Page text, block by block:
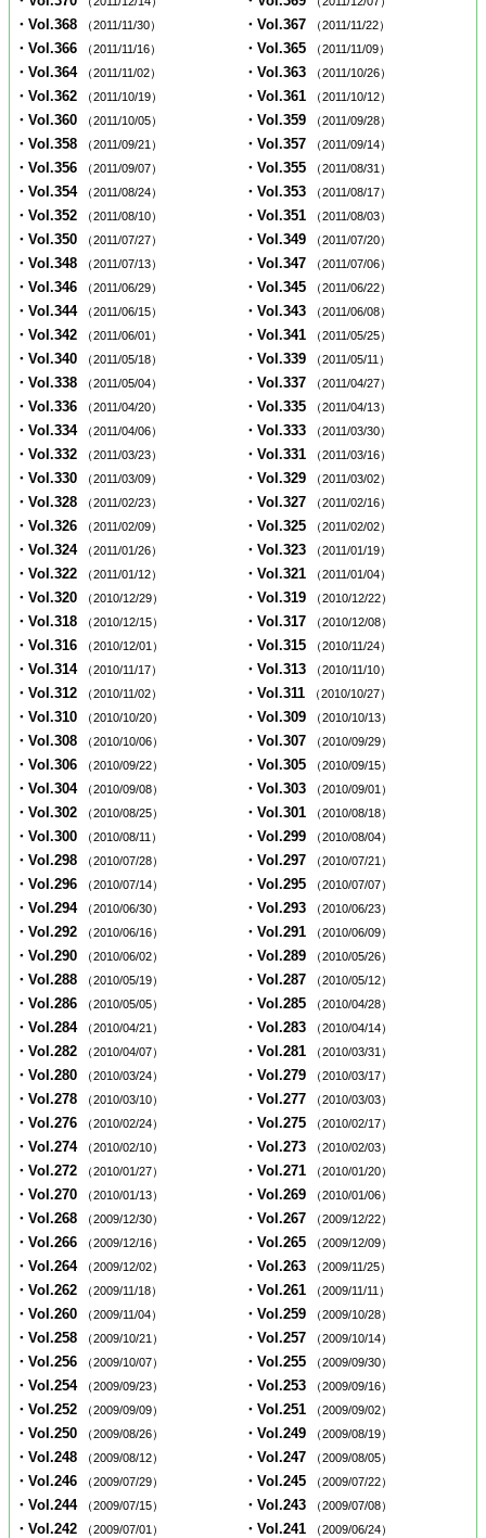
・Vol.368 （2011/11/30） ・Vol.367 （2011/11/22）
・Vol.366 （2011/11/16） ・Vol.365 （2011/11/09）
・Vol.364 （2011/11/02） ・Vol.363 （2011/10/26）
・Vol.362 （2011/10/19） ・Vol.361 （2011/10/12）
・Vol.360 （2011/10/05） ・Vol.359 （2011/09/28）
・Vol.358 （2011/09/21） ・Vol.357 （2011/09/14）
・Vol.356 （2011/09/07） ・Vol.355 （2011/08/31）
・Vol.354 （2011/08/24） ・Vol.353 （2011/08/17）
・Vol.352 （2011/08/10） ・Vol.351 （2011/08/03）
・Vol.350 （2011/07/27） ・Vol.349 （2011/07/20）
・Vol.348 （2011/07/13） ・Vol.347 （2011/07/06）
・Vol.346 （2011/06/29） ・Vol.345 （2011/06/22）
・Vol.344 （2011/06/15） ・Vol.343 （2011/06/08）
・Vol.342 （2011/06/01） ・Vol.341 （2011/05/25）
・Vol.340 （2011/05/18） ・Vol.339 （2011/05/11）
・Vol.338 （2011/05/04） ・Vol.337 （2011/04/27）
・Vol.336 （2011/04/20） ・Vol.335 （2011/04/13）
・Vol.334 （2011/04/06） ・Vol.333 （2011/03/30）
・Vol.332 （2011/03/23） ・Vol.331 （2011/03/16）
・Vol.330 （2011/03/09） ・Vol.329 （2011/03/02）
・Vol.328 （2011/02/23） ・Vol.327 （2011/02/16）
・Vol.326 （2011/02/09） ・Vol.325 （2011/02/02）
・Vol.324 （2011/01/26） ・Vol.323 （2011/01/19）
・Vol.322 （2011/01/12） ・Vol.321 （2011/01/04）
・Vol.320 （2010/12/29） ・Vol.319 （2010/12/22）
・Vol.318 （2010/12/15） ・Vol.317 （2010/12/08）
・Vol.316 （2010/12/01） ・Vol.315 （2010/11/24）
・Vol.314 （2010/11/17） ・Vol.313 （2010/11/10）
・Vol.312 （2010/11/02） ・Vol.311 （2010/10/27）
・Vol.310 （2010/10/20） ・Vol.309 （2010/10/13）
・Vol.308 （2010/10/06） ・Vol.307 （2010/09/29）
・Vol.306 （2010/09/22） ・Vol.305 （2010/09/15）
・Vol.304 （2010/09/08） ・Vol.303 （2010/09/01）
・Vol.302 （2010/08/25） ・Vol.301 （2010/08/18）
・Vol.300 （2010/08/11） ・Vol.299 （2010/08/04）
・Vol.298 （2010/07/28） ・Vol.297 （2010/07/21）
・Vol.296 （2010/07/14） ・Vol.295 （2010/07/07）
・Vol.294 （2010/06/30） ・Vol.293 （2010/06/23）
・Vol.292 （2010/06/16） ・Vol.291 （2010/06/09）
・Vol.290 （2010/06/02） ・Vol.289 （2010/05/26）
・Vol.288 （2010/05/19） ・Vol.287 （2010/05/12）
・Vol.286 （2010/05/05） ・Vol.285 （2010/04/28）
・Vol.284 （2010/04/21） ・Vol.283 （2010/04/14）
・Vol.282 （2010/04/07） ・Vol.281 （2010/03/31）
・Vol.280 （2010/03/24） ・Vol.279 （2010/03/17）
・Vol.278 （2010/03/10） ・Vol.277 （2010/03/03）
・Vol.276 （2010/02/24） ・Vol.275 （2010/02/17）
・Vol.274 （2010/02/10） ・Vol.273 （2010/02/03）
・Vol.272 （2010/01/27） ・Vol.271 （2010/01/20）
・Vol.270 （2010/01/13） ・Vol.269 （2010/01/06）
・Vol.268 （2009/12/30） ・Vol.267 （2009/12/22）
・Vol.266 （2009/12/16） ・Vol.265 （2009/12/09）
・Vol.264 （2009/12/02） ・Vol.263 （2009/11/25）
・Vol.262 （2009/11/18） ・Vol.261 （2009/11/11）
・Vol.260 （2009/11/04） ・Vol.259 （2009/10/28）
・Vol.258 （2009/10/21） ・Vol.257 （2009/10/14）
・Vol.256 （2009/10/07） ・Vol.255 （2009/09/30）
・Vol.254 （2009/09/23） ・Vol.253 （2009/09/16）
・Vol.252 （2009/09/09） ・Vol.251 （2009/09/02）
・Vol.250 （2009/08/26） ・Vol.249 （2009/08/19）
・Vol.248 （2009/08/12） ・Vol.247 （2009/08/05）
・Vol.246 （2009/07/29） ・Vol.245 （2009/07/22）
・Vol.244 （2009/07/15） ・Vol.243 （2009/07/08）
・Vol.242 （2009/07/01） ・Vol.241 （2009/06/24）